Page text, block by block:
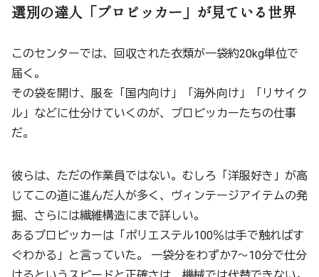
選別の達人「プロピッカー」が見ている世界
このセンターでは、回収された衣類が一袋約20kg単位で
届く。
その袋を開け、服を「国内向け」「海外向け」「リサイク
ル」などに仕分けていくのが、プロピッカーたちの仕事
だ。
彼らは、ただの作業員ではない。むしろ「洋服好き」が高
じてこの道に進んだ人が多く、ヴィンテージアイテムの発
掘、さらには繊維構造にまで詳しい。
あるプロピッカーは「ポリエステル100％は手で触ればす
ぐわかる」と言っていた。 一袋分をわずか7〜10分で仕分